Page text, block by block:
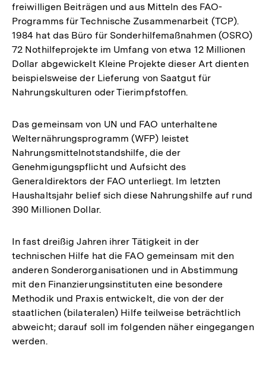
freiwilligen Beiträgen und aus Mitteln des FAO-
Programms für Technische Zusammenarbeit (TCP).
1984 hat das Büro für Sonderhilfemaßnahmen (OSRO)
72 Nothilfeprojekte im Umfang von etwa 12 Millionen
Dollar abgewickelt Kleine Projekte dieser Art dienten
beispielsweise der Lieferung von Saatgut für
Nahrungskulturen oder Tierimpfstoffen.
Das gemeinsam von UN und FAO unterhaltene
Welternährungsprogramm (WFP) leistet
Nahrungsmittelnotstandshilfe, die der
Genehmigungspflicht und Aufsicht des
Generaldirektors der FAO unterliegt. Im letzten
Haushaltsjahr belief sich diese Nahrungshilfe auf rund
390 Millionen Dollar.
In fast dreißig Jahren ihrer Tätigkeit in der
technischen Hilfe hat die FAO gemeinsam mit den
anderen Sonderorganisationen und in Abstimmung
mit den Finanzierungsinstituten eine besondere
Methodik und Praxis entwickelt, die von der der
staatlichen (bilateralen) Hilfe teilweise beträchtlich
abweicht; darauf soll im folgenden näher eingegangen
werden.